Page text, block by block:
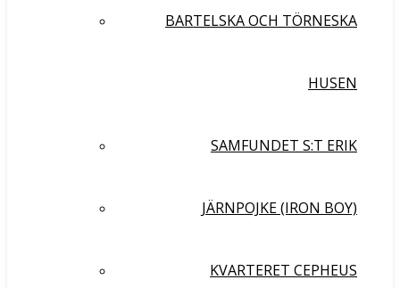
BARTELSKA OCH TÖRNESKA
HUSEN
SAMFUNDET S:T ERIK
JÄRNPOJKE (IRON BOY)
KVARTERET CEPHEUS